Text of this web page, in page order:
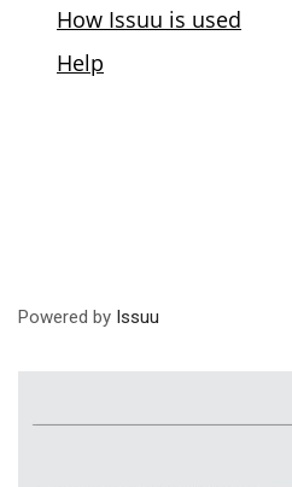
Powered by Issuu